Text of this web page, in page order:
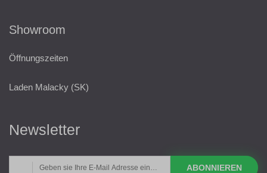
Showroom
Öffnungszeiten
Laden Malacky (SK)
Newsletter
ABONNIEREN